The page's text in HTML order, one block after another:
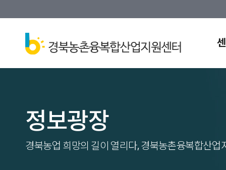
정보광장
경북농업 희망의 길이 열리다, 경북농촌융복합산업